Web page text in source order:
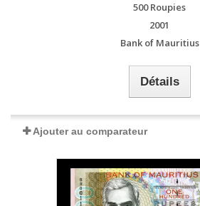
500 Roupies
2001
Bank of Mauritius
Détails
Ajouter au comparateur